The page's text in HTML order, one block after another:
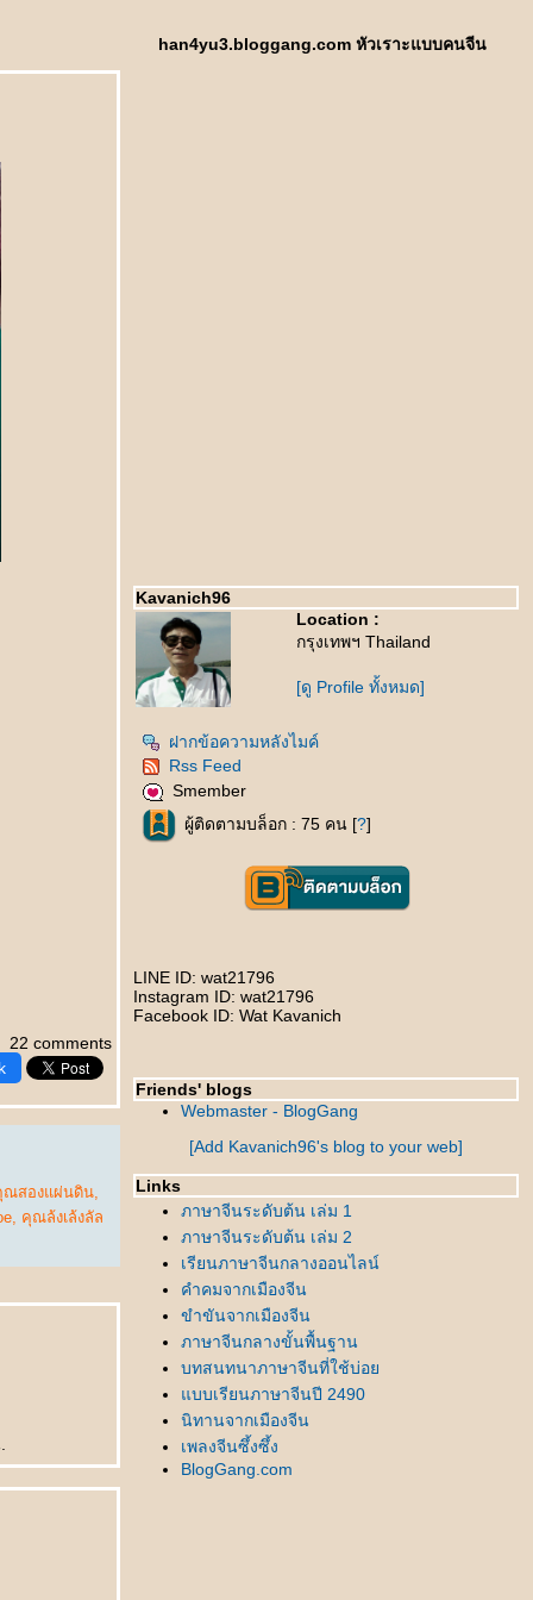
han4yu3.bloggang.com หัวเราะแบบคนจีน
22 comments
ณสองแผ่นดิน,
, คุณล้งเล้งลัล
Kavanich96
Location :
กรุงเทพฯ Thailand
[ดู Profile ทั้งหมด]
ฝากข้อความหลังไมค์
Rss Feed
Smember
ผู้ติดตามบล็อก : 75 คน [?]
LINE ID: wat21796
Instagram ID: wat21796
Facebook ID: Wat Kavanich
Friends' blogs
Webmaster - BlogGang
[Add Kavanich96's blog to your web]
Links
ภาษาจีนระดับต้น เล่ม 1
ภาษาจีนระดับต้น เล่ม 2
เรียนภาษาจีนกลางออนไลน์
คำคมจากเมืองจีน
ขำขันจากเมืองจีน
ภาษาจีนกลางขั้นพื้นฐาน
บทสนทนาภาษาจีนที่ใช้บ่อ
บบเรียนภาษาจีนปี 2490
นิทานจากเมืองจีน
เพลงจีนซึ้งซึ้ง
BlogGang.com